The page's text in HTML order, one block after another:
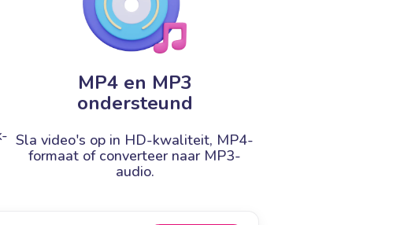
MP4 en MP3
ondersteund
Sla video's op in HD-kwaliteit, MP4-
formaat of converteer naar MP3-
audio.